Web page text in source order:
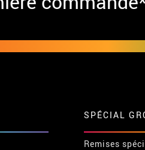
SPÉCIAL
Remises